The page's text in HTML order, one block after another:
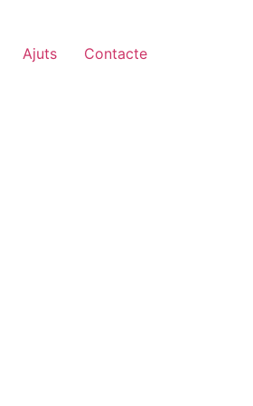
Ajuts Contacte